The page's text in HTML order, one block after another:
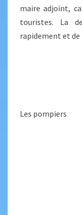
maire adjoint,
touristes. La
rapidement et
Les pompiers